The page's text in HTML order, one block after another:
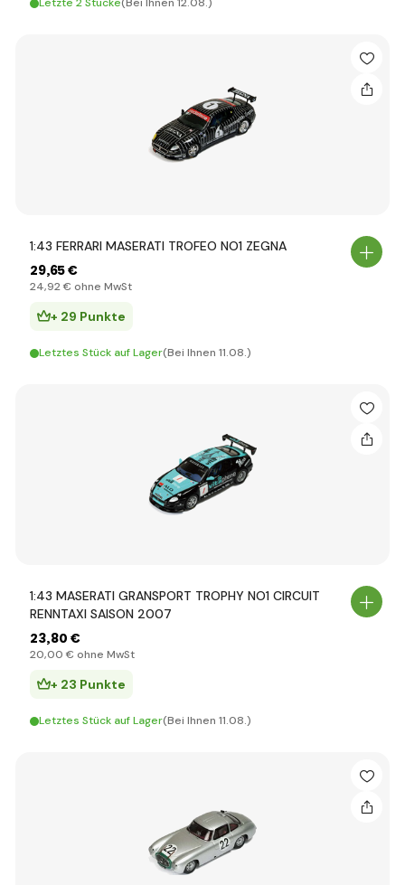
1:43 FERRARI MASERATI TROFEO NO1 ZEGNA
29,65 €
24,92 € ohne MwSt
+ 29 Punkte
Letztes Stück auf Lager(Bei Ihnen 11.08.)
1:43 MASERATI GRANSPORT TROPHY NO1 CIRCUIT
RENNTAXI SAISON 2007
23,80 €
20,00 € ohne MwSt
+ 23 Punkte
Letztes Stück auf Lager(Bei Ihnen 11.08.)